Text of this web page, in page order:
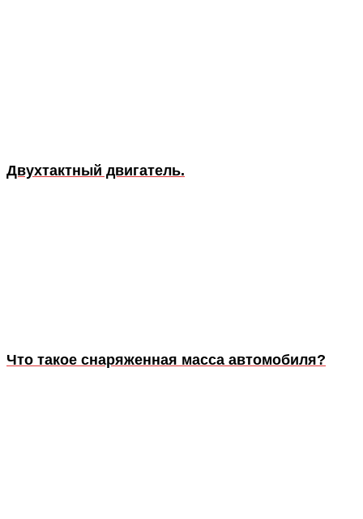
Двухтактный двигатель.
Что такое снаряженная масса автомобиля?